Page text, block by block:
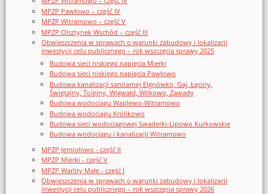
MPZP Pawłowo – część IV
MPZP Witramowo – część V
MPZP Olsztynek Wschód – część III
Obwieszczenia w sprawach o warunki zabudowy i lokalizacji
inwestycji celu publicznego – rok wszczęcia sprawy 2025
Budowa sieci niskiego napięcia Mierki
Budowa sieci niskiego napięcia Pawłowo
Budowa kanalizacji sanitarnej Elgnówko, Gaj, Łęciny,
Świętajny, Tolejny, Wigwałd, Wilkowo, Zawady
Budowa wodociągu Waplewo-Witramowo
Budowa wodociągu Królikowo
Budowa sieci wodociągowej Swaderki-Lipowo Kurkowskie
Budowa wodociągu i kanalizacji Witramowo
MPZP Jemiołowo - część II
MPZP Mierki - część V
MPZP Warlity Małe - część I
Obwieszczenia w sprawach o warunki zabudowy i lokalizacji
inwestycji celu publicznego – rok wszczęcia sprawy 2026